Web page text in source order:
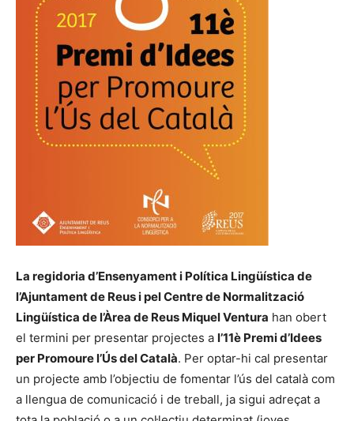
La regidoria d’Ensenyament i Política Lingüística de
l’Ajuntament de Reus i pel Centre de Normalització
Lingüística de l’Àrea de Reus Miquel Ventura han obert
el termini per presentar projectes a l’11è Premi d’Idees
per Promoure l’Ús del Català. Per optar-hi cal presentar
un projecte amb l’objectiu de fomentar l’ús del català com
a llengua de comunicació i de treball, ja sigui adreçat a